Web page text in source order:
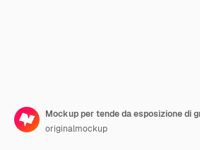
Mockup per tende da esposizione di
originalmockup